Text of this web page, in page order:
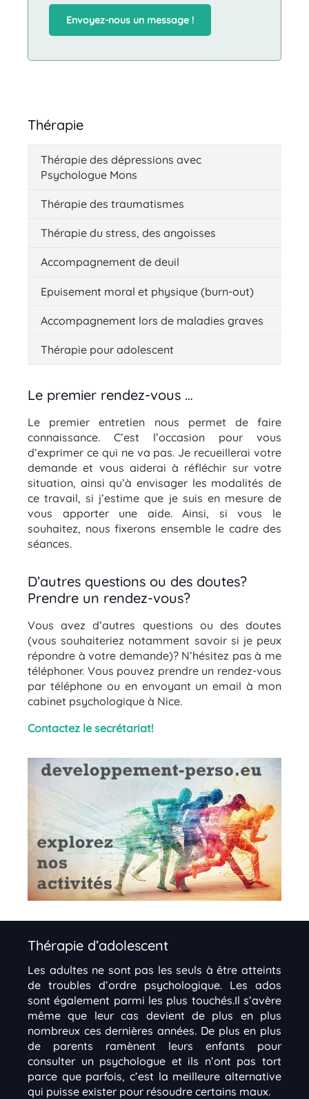
Envoyez-nous un message !
Thérapie
Thérapie des dépressions avec
Psychologue Mons
Thérapie des traumatismes
Thérapie du stress, des angoisses
Accompagnement de deuil
Epuisement moral et physique (burn-out)
Accompagnement lors de maladies graves
Thérapie pour adolescent
Le premier rendez-vous …
Le premier entretien nous permet de faire
connaissance. C’est l’occasion pour vous
d’exprimer ce qui ne va pas. Je recueillerai votre
demande et vous aiderai à réfléchir sur votre
situation, ainsi qu’à envisager les modalités de
ce travail, si j’estime que je suis en mesure de
vous apporter une aide. Ainsi, si vous le
souhaitez, nous fixerons ensemble le cadre des
séances.
D’autres questions ou des doutes?
Prendre un rendez-vous?
Vous avez d’autres questions ou des doutes
(vous souhaiteriez notamment savoir si je peux
répondre à votre demande)? N’hésitez pas à me
téléphoner. Vous pouvez prendre un rendez-vous
par téléphone ou en envoyant un email à mon
cabinet psychologique à Nice.
Contactez le secrétariat!
Thérapie d’adolescent
Les adultes ne sont pas les seuls à être atteints
de troubles d’ordre psychologique. Les ados
sont également parmi les plus touchés.Il s’avère
même que leur cas devient de plus en plus
nombreux ces dernières années. De plus en plus
de parents ramènent leurs enfants pour
consulter un psychologue et ils n’ont pas tort
parce que parfois, c’est la meilleure alternative
qui puisse exister pour résoudre certains maux.